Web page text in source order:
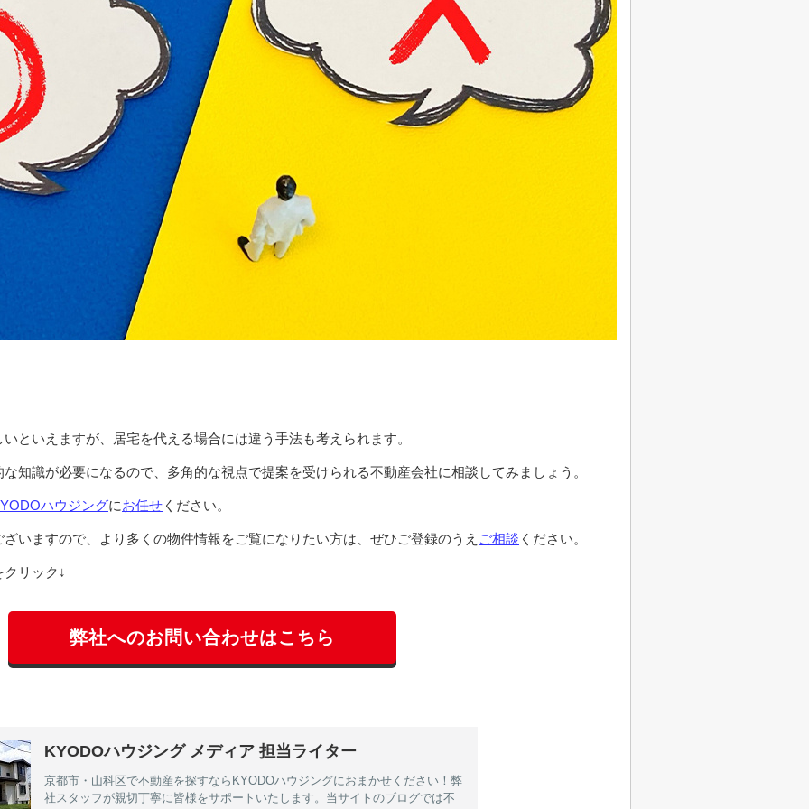
といえますが、居宅を代える場合には違う手法も考えられます。
知識が必要になるので、多角的な視点で提案を受けられる不動産会社に相談してみましょう。
ハウジングにお任せ ください。
いますので、より多くの物件情報をご覧になりたい方は、ぜひご登録のうえ ご相談 ください。
リック↓
弊社へのお問い合わせはこちら
KYODOハウジング メディア 担当ライター
京都市・山科区で不動産を探すならKYODOハウジングにおまかせください！弊
社スタッフが親切丁寧に皆様をサポートいたします。当サイトのブログでは不